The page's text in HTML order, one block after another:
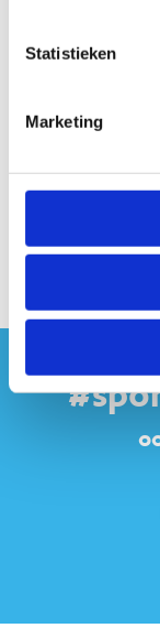
Statistieken
Marketing
Wees
gebruik.
kamp van!